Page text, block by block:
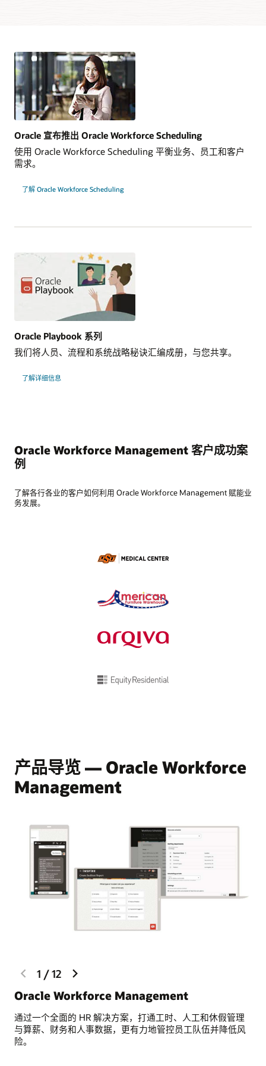
Oracle 宣布推出 Oracle Workforce Scheduling
使用 Oracle Workforce Scheduling 平衡业务、员工和客户
需求。
了解 Oracle Workforce Scheduling
Oracle Playbook 系列
我们将人员、流程和系统战略秘诀汇编成册，与您共享。
了解详细信息
Oracle Workforce Management 客户成功案
例
了解各行各业的客户如何利用 Oracle Workforce Management 赋能业
务发展。
产品导览 — Oracle Workforce
Management
previous
slide
1 /12
Oracle Workforce Management
通过一个全面的 HR 解决方案，打通工时、人工和休假管理
与算薪、财务和人事数据，更有力地管控员工队伍并降低风
险。